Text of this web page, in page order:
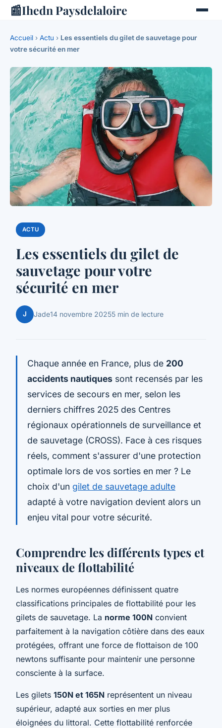
📰Ihedn Paysdelaloire
Accueil › Actu › Les essentiels du gilet de sauvetage pour
votre sécurité en mer
ACTU
Les essentiels du gilet de
sauvetage pour votre
sécurité en mer
J Jade14 novembre 20255 min de lecture
Chaque année en France, plus de 200
accidents nautiques sont recensés par les
services de secours en mer, selon les
derniers chiffres 2025 des Centres
régionaux opérationnels de surveillance et
de sauvetage (CROSS). Face à ces risques
réels, comment s'assurer d'une protection
optimale lors de vos sorties en mer ? Le
choix d'un gilet de sauvetage adulte
adapté à votre navigation devient alors un
enjeu vital pour votre sécurité.
Comprendre les différents types et
niveaux de flottabilité
Les normes européennes définissent quatre
classifications principales de flottabilité pour les
gilets de sauvetage. La norme 100N convient
parfaitement à la navigation côtière dans des eaux
protégées, offrant une force de flottaison de 100
newtons suffisante pour maintenir une personne
consciente à la surface.
Les gilets 150N et 165N représentent un niveau
supérieur, adapté aux sorties en mer plus
éloignées du littoral. Cette flottabilité renforcée